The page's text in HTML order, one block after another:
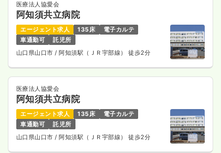
医療法人協愛会
阿知須共立病院
エージェント求人 135床
電子カルテ
車通勤可
託児所
山口県山口市 / 阿知須駅（ＪＲ宇部線） 徒歩2分
医療法人協愛会
阿知須共立病院
エージェント求人 135床
電子カルテ
車通勤可
託児所
山口県山口市 / 阿知須駅（ＪＲ宇部線） 徒歩2分